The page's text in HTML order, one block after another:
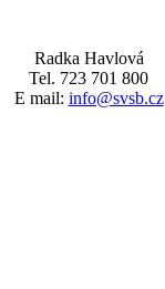
Radka Havlová
Tel. 723 701 800
E mail: info@svsb.cz